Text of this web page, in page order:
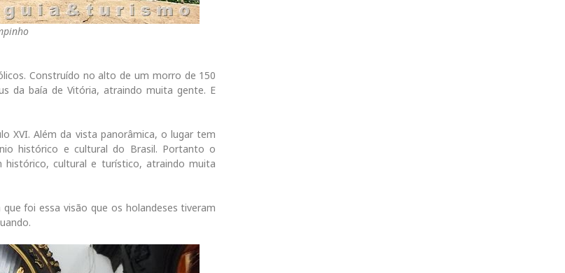
Construído no alto de um morro de 150
da baía de Vitória, atraindo muita gente. E
XVI. Além da vista panorâmica, o lugar tem
histórico e cultural do Brasil. Portanto o
cultural e turístico, atraindo muita
foi essa visão que os holandeses tiveram